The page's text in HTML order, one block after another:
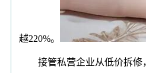
越220%。
接管私营企业从低价拆修，